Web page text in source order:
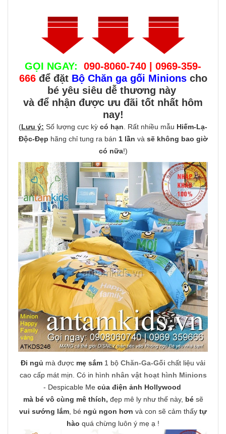
GỌI NGAY:
090-8060-740 | 0969-359-
666 để đặt Bộ Chăn ga gối Minionscho
bé yêu siêu dễ thương này
và để nhận được ưu đãi tốt nhất hôm
nay!
(Lưu ý: Số lượng cực kỳ có hạn. Rất nhiều mẫu Hiếm-Lạ-
Độc-Đẹp hãng chỉ tung ra bán 1 lần và sẽ không bao giờ
có nữa!)
Đi ngủ mà được mẹ sắm 1 bộ Chăn-Ga-Gối chất liệu vải
cao cấp mát mịn. Có in hình nhân vật hoạt hình Minions
- Despicable Me của điện ảnh Hollywood
mà bé vô cùng mê thích, đẹp mê ly như thế này, bésẽ
vui sướng lắm, bé ngủ ngon hơn và con sẽ cảm thấy tự
hào quá chừng luôn ý mẹ ạ !